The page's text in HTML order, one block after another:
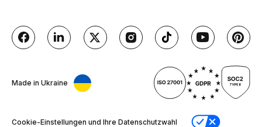
Made in Ukraine
Cookie-Einstellungen und Ihre Datenschutzwahl